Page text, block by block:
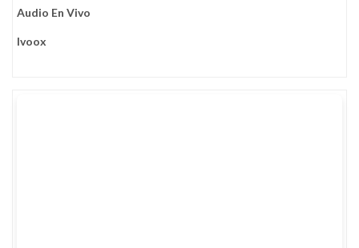
Audio En Vivo
Ivoox